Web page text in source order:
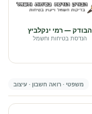
הבודק — רמי ינקלביץ
הנדסת בטיחות וחשמל
משפטי · רואה חשבון · עיצוב